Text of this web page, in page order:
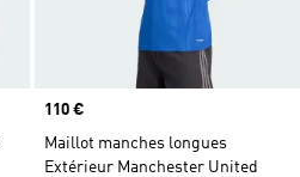
Prix
110 €
Maillot manches longues
Extérieur Manchester United